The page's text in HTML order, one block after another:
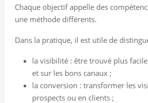
Chaque objectif appelle des
une méthode différents.
Dans la pratique, il est utile de
la visibilité : être trouvé plus
et sur les bons canaux ;
la conversion : transformer les
prospects ou en clients ;